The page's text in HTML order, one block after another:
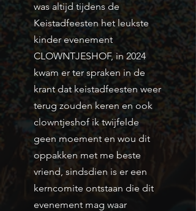
was altijd tijdens de
Keistadfeesten het leukste
kinder evenement
CLOWNTJESHOF, in 2024
kwam er ter spraken in de
krant dat keistadfeesten weer
terug zouden keren en ook
clowntjeshof ik twijfelde
geen moement en wou dit
oppakken met me beste
vriend, sindsdien is er een
kerncomite ontstaan die dit
evenement mag waar